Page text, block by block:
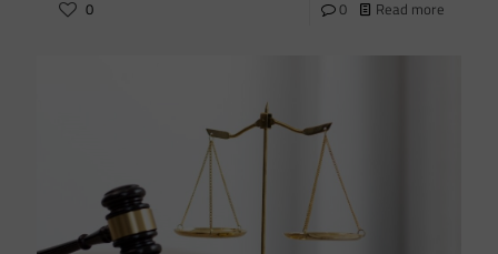
0 0 Read more